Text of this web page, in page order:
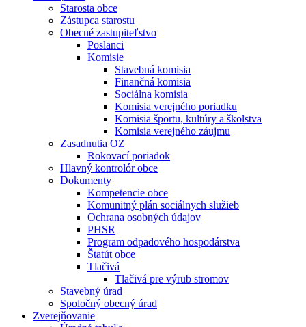
Starosta obce
Zástupca starostu
Obecné zastupiteľstvo
Poslanci
Komisie
Stavebná komisia
Finančná komisia
Sociálna komisia
Komisia verejného poriadku
Komisia športu, kultúry a školstva
Komisia verejného záujmu
Zasadnutia OZ
Rokovací poriadok
Hlavný kontrolór obce
Dokumenty
Kompetencie obce
Komunitný plán sociálnych služieb
Ochrana osobných údajov
PHSR
Program odpadového hospodárstva
Štatút obce
Tlačivá
Tlačivá pre výrub stromov
Stavebný úrad
Spoločný obecný úrad
Zverejňovanie